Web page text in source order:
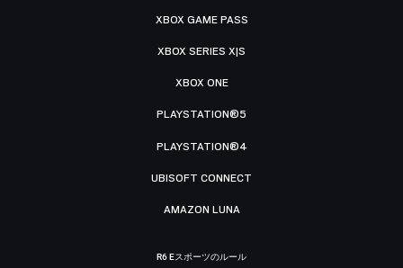
XBOX GAME PASS
XBOX SERIES X|S
XBOX ONE
PLAYSTATION®5
PLAYSTATION®4
UBISOFT CONNECT
AMAZON LUNA
R6 Eスポーツのルール